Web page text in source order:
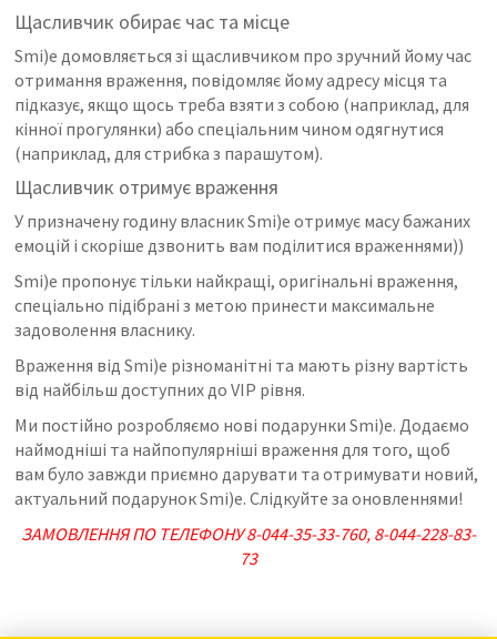
Щасливчик обирає час та місце
Smi)e домовляється зі щасливчиком про зручний йому час
отримання враження, повідомляє йому адресу місця та
підказує, якщо щось треба взяти з собою (наприклад, для
кінної прогулянки) або спеціальним чином одягнутися
(наприклад, для стрибка з парашутом).
Щасливчик отримує враження
У призначену годину власникSmi)e отримує масу бажаних
емоцій і скоріше дзвонить вам поділитися враженнями))
Smi)e пропонує тільки найкращі, оригінальні враження,
спеціально підібрані з метою принести максимальне
задоволення власнику.
Враження від Smi)e різноманітні та мають різну вартість
від найбільш доступних до VIP рівня.
Ми постійно розробляємо нові подарунки Smi)e. Додаємо
наймодніші та найпопулярніші враження для того, щоб
вам було завжди приємно дарувати та отримувати новий,
актуальний подарунок Smi)e. Слідкуйте за оновленнями!
ЗАМОВЛЕННЯ ПО ТЕЛЕФОНУ 8-044-35-33-760, 8-044-228-83-
73